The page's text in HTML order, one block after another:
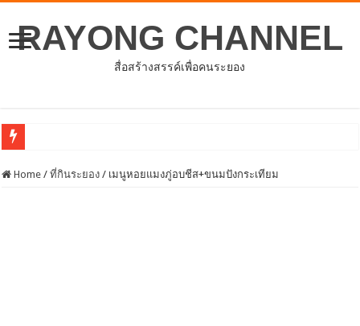
RAYONG CHANNEL
สื่อสร้างสรรค์เพื่อคนระยอง
Home / ที่กินระยอง / เมนูหอยแมงภู่อบชีส+ขนมปังกระเทียม